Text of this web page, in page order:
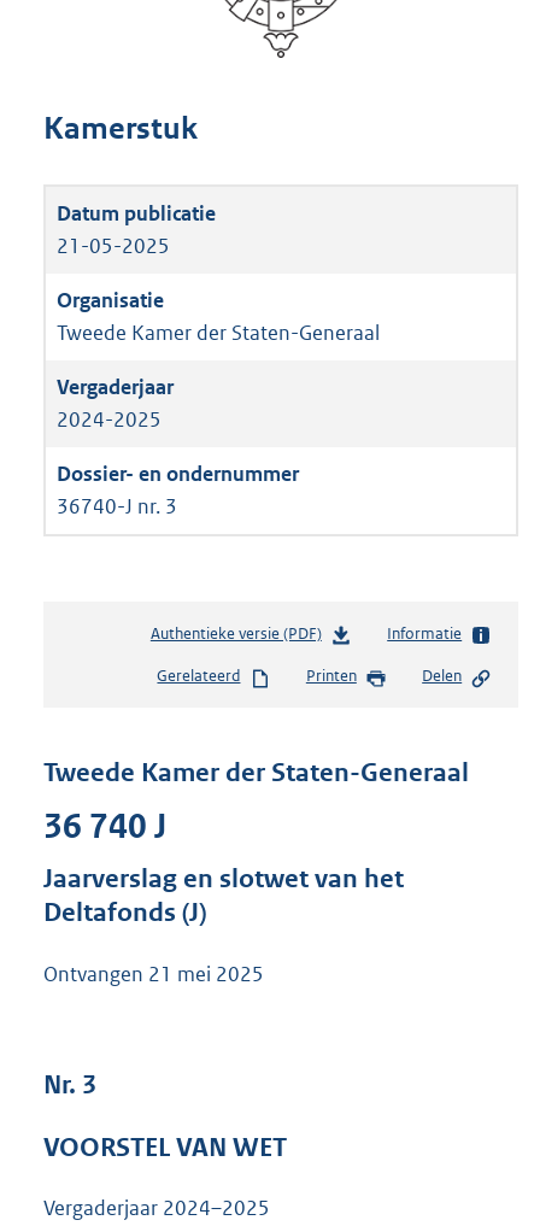
Kamerstuk
21-05-2025
Tweede Kamer der Staten-Generaal
2024-2025
36740-J nr. 3
Authentieke versie (PDF)b
s
d
o
Informatie
Gerelateerd Printen Delen
Tweede Kamer der Staten-Generaal
36 740 J
Jaarverslag en slotwet van het
Deltafonds (J)
Ontvangen 21 mei 2025
Nr. 3
VOORSTEL VAN WET
Vergaderjaar 2024–2025